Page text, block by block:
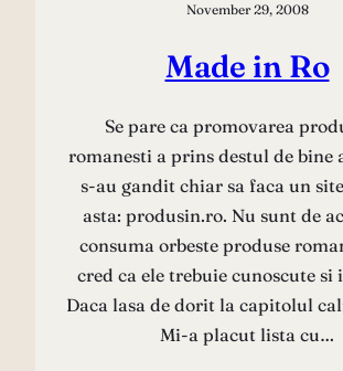
November 29, 2008
Made in Ro
Se pare ca promovarea
romanesti a prins destul de bine
s-au gandit chiar sa faca un
asta: produsin.ro. Nu sunt de
consuma orbeste produse
cred ca ele trebuie cunoscute si
Daca lasa de dorit la capitolul
Mi-a placut lista cu…